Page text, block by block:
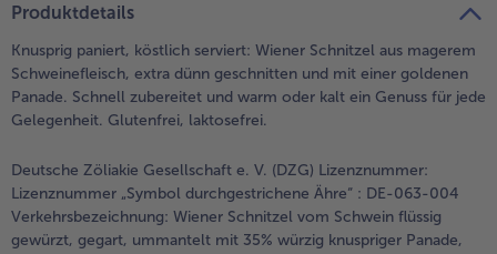
Produktdetails
Knusprig paniert, köstlich serviert: Wiener Schnitzel aus magerem
Schweinefleisch, extra dünn geschnitten und mit einer goldenen
Panade. Schnell zubereitet und warm oder kalt ein Genuss für jede
Gelegenheit. Glutenfrei, laktosefrei.
Deutsche Zöliakie Gesellschaft e. V. (DZG) Lizenznummer:
Lizenznummer „Symbol durchgestrichene Ähre“ : DE-063-004
Verkehrsbezeichnung: Wiener Schnitzel vom Schwein flüssig
gewürzt, gegart, ummantelt mit 35% würzig knuspriger Panade,